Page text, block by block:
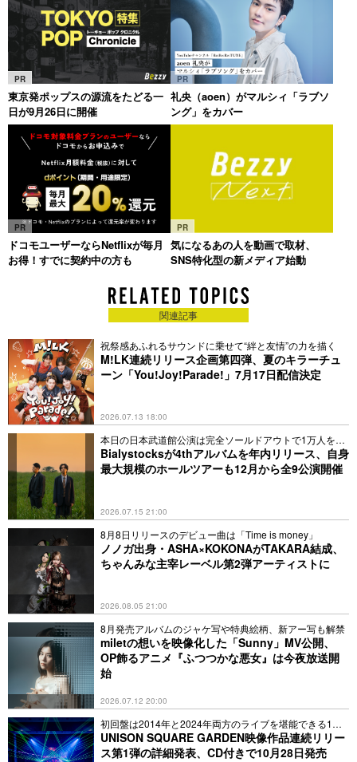
PR
東京発ポップスの源流をたどる一
日が9月26日に開催
PR
礼央（aoen）がマルシィ「ラブソ
ング」をカバー
PR
ドコモユーザーならNetflixが毎月
お得！すでに契約中の方も
PR
気になるあの人を動画で取材、
SNS特化型の新メディア始動
関連記事
祝祭感あふれるサウンドに乗せて“絆と友情”の力を描く
M!LK連続リリース企画第四弾、夏のキラーチュ
ーン「You!Joy!Parade!」7月17日配信決定
2026.07.13 18:00
本日の日本武道館公演は完全ソールドアウトで1万人を動
員
Bialystocksが4thアルバムを年内リリース、自身
最大規模のホールツアーも12月から全9公演開催
2026.07.15 21:00
8月8日リリースのデビュー曲は「Time is money」
ノノガ出身・ASHA×KOKONAがTAKARA結成、
ちゃんみな主宰レーベル第2弾アーティストに
2026.08.05 21:00
8月発売アルバムのジャケ写や特典絵柄、新アー写も解禁
miletの想いを映像化した「Sunny」MV公開、
OP飾るアニメ『ふつつかな悪女』は今夜放送開
始
2026.07.12 20:00
初回盤は2014年と2024年両方のライブを堪能できる1枚
に
UNISON SQUARE GARDEN映像作品連続リリー
ス第1弾の詳細発表、CD付きで10月28日発売